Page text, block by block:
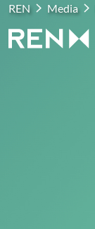
REN Media